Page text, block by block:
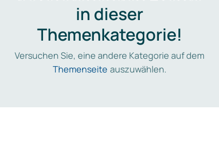
in dieser
Themenkategorie!
Versuchen Sie, eine andere Kategorie auf dem
Themenseite auszuwählen.